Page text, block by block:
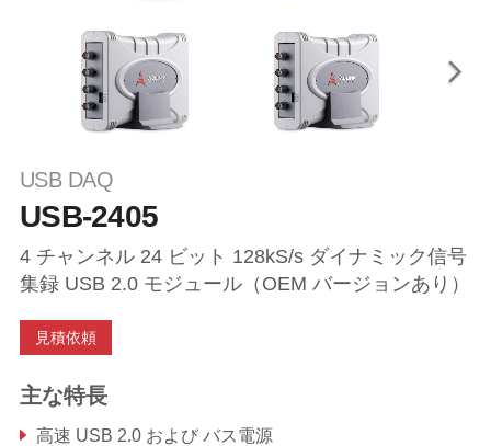
USB DAQ
USB-2405
4 チャンネル 24 ビット 128kS/s ダイナミック信号
集録 USB 2.0 モジュール（OEM バージョンあり）
見積依頼
主な特長
高速 USB 2.0 および バス電源